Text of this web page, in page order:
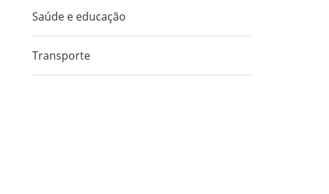
–
com Rick
abril, a partir
Saúde e educação
Transporte